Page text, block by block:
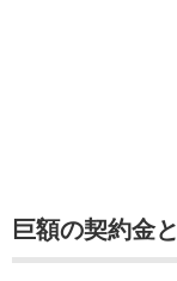
巨額の契約金